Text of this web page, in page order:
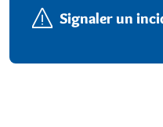
Signaler un